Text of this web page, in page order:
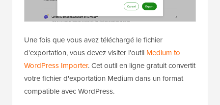
Une fois que vous avez téléchargé le fichier
d'exportation, vous devez visiter l'outil Medium to
WordPress Importer. Cet outil en ligne gratuit convertit
votre fichier d'exportation Medium dans un format
compatible avec WordPress.